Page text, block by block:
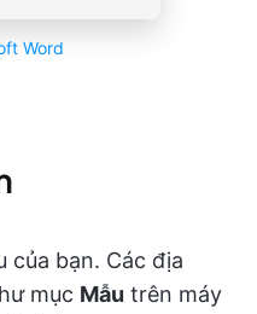
Word
của bạn. Các địa
mục Mẫu trên máy